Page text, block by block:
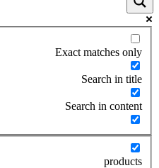
Exact matches only
Search in title
Search in content
products